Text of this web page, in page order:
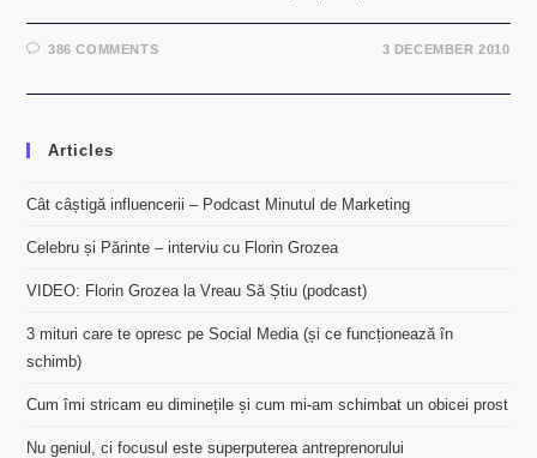
386 COMMENTS 3 DECEMBER 2010
Articles
Cât câștigă influencerii – Podcast Minutul de Marketing
Celebru și Părinte – interviu cu Florin Grozea
VIDEO: Florin Grozea la Vreau Să Știu (podcast)
3 mituri care te opresc pe Social Media (și ce funcționează în
schimb)
Cum îmi stricam eu diminețile și cum mi-am schimbat un obicei prost
Nu geniul, ci focusul este superputerea antreprenorului